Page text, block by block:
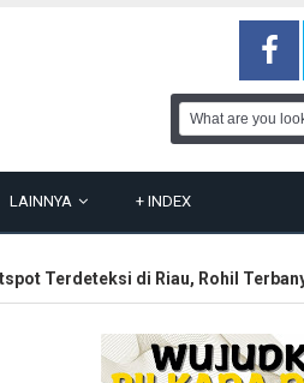
LAINNYA + INDEX
Terdeteksi di Riau, Rohil Terbanyak